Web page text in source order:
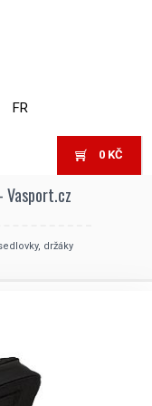
FR
0 KČ
Vasport.cz
držáky